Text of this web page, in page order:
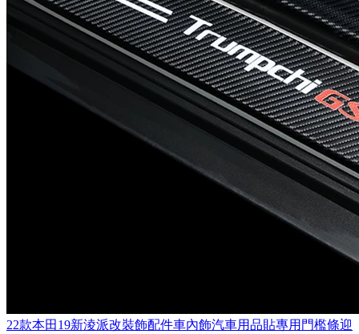
22款本田19新淩派改裝飾配件車內飾汽車用品貼專用門檻條迎